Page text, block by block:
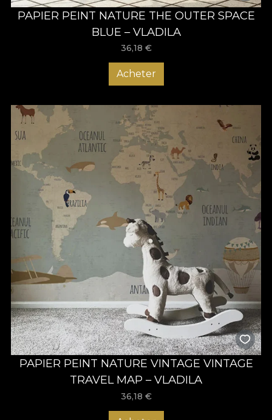
PAPIER PEINT NATURE THE OUTER SPACE
BLUE – VLADILA
36,18 €
Acheter
PAPIER PEINT NATURE VINTAGE VINTAGE
TRAVEL MAP – VLADILA
36,18 €